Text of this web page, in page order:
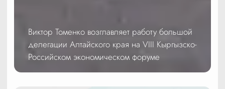
Виктор Томенко возглавляет работу большой
делегации Алтайского края на VIII Кыргызско-
Российском экономическом форуме